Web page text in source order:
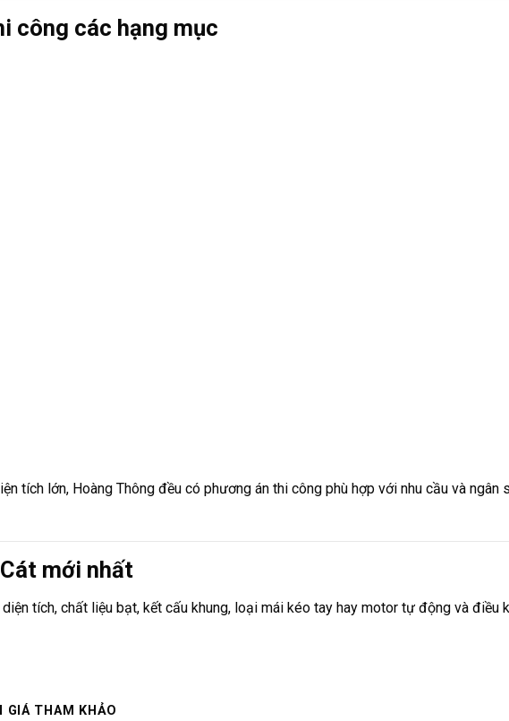
công các hạng mục
tích lớn, Hoàng Thông đều có phương án thi công phù hợp với nhu cầu và ngân
mới nhất
tích, chất liệu bạt, kết cấu khung, loại mái kéo tay hay motor tự động và điều
GIÁ THAM KHẢO